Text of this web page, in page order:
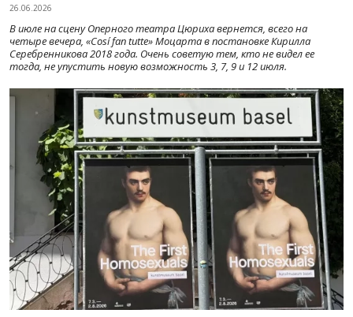
26.06.2026
В июле на сцену Оперного театра Цюриха вернется, всего на
четыре вечера, «Cosí fan tutte» Моцарта в постановке Кирилла
Серебренникова 2018 года. Очень советую тем, кто не видел ее
тогда, не упустить новую возможность 3, 7, 9 и 12 июля.